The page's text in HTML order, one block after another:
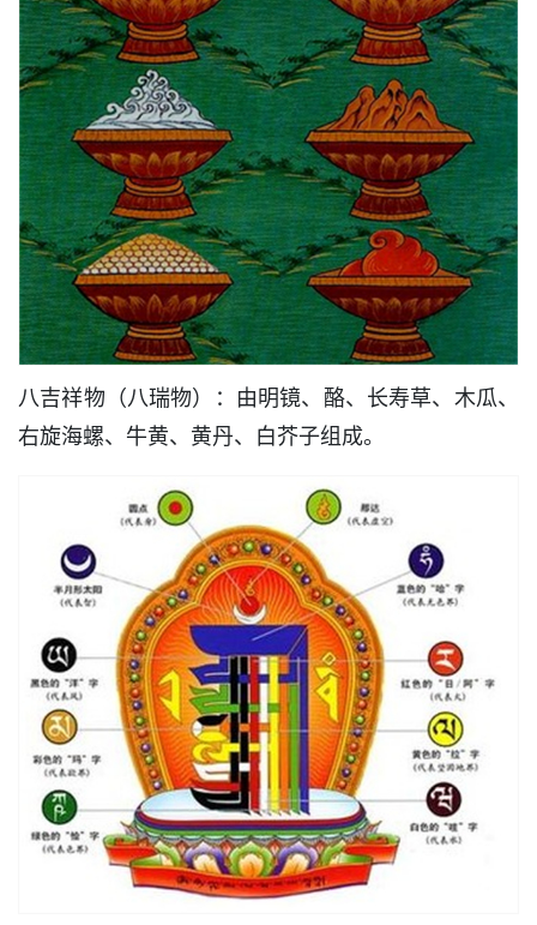
八吉祥物（八瑞物）：由明镜、酪、长寿草、木瓜、
右旋海螺、牛黄、黄丹、白芥子组成。